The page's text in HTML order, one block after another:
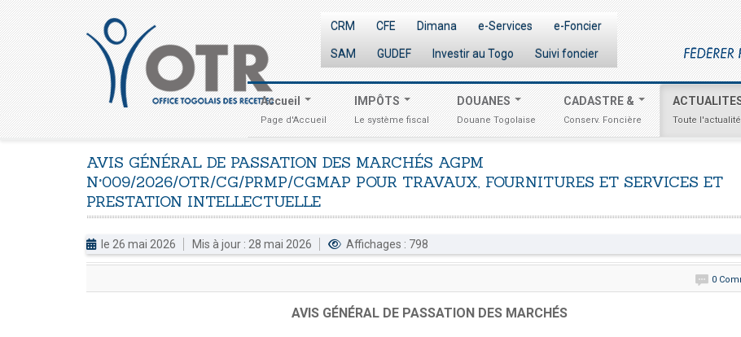
CRM CFE Dimana e-Services e-Foncier
SAM GUDEF Investir au Togo Suivi foncier
Accueil
Page d'Accueil
IMPÔTS
Le système fiscal
DOUANES
Douane Togolaise
CADASTRE &
Conserv. Foncière Toute
AVIS GÉNÉRAL DE PASSATION DES MARCHÉS AGPM
N°009/2026/OTR/CG/PRMP/CGMAP POUR TRAVAUX, FOURNITURES ET SERVICES ET
PRESTATION INTELLECTUELLE
le 26 mai 2026 Mis à jour : 28 mai 2026 Affichages : 798
0
AVIS GÉNÉRAL DE PASSATION DES MARCHÉS